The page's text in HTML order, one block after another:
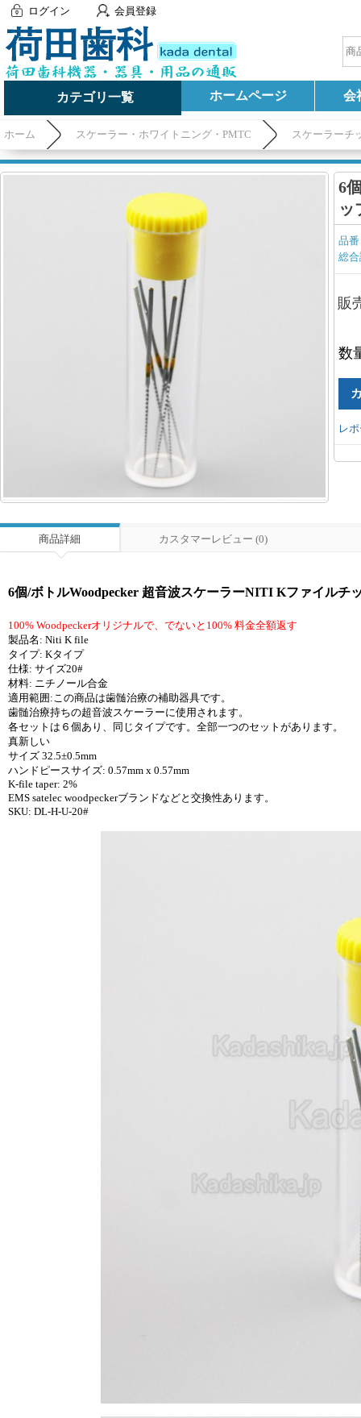
ログイン 会員登録
カテゴリ一覧 ホームページ 会
ホーム スケーラー・ホワイトニング・PMTC スケーラーチ
6
ッ
品
総
販
数
レ
商品詳細 カスタマーレビュー (0)
6個/ボトルWoodpecker 超音波スケーラーNITI Kファイルチ
100% Woodpeckerオリジナルで、でないと100% 料金全額返す
製品名: Niti K file
タイプ: Kタイプ
仕様: サイズ20#
材料: ニチノール合金
適用範囲:この商品は歯髄治療の補助器具です。
歯髄治療持ちの超音波スケーラーに使用されます。
各セットは６個あり、同じタイプです。全部一つのセットがあります。
真新しい
サイズ 32.5±0.5mm
ハンドピースサイズ: 0.57mm x 0.57mm
K-file taper: 2%
EMS satelec woodpeckerブランドなどと交換性あります。
SKU: DL-H-U-20#